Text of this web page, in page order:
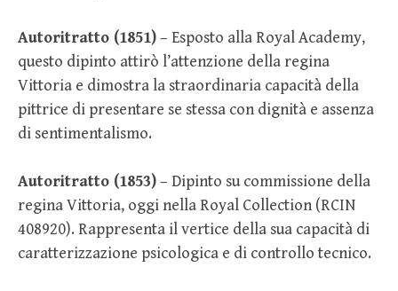
Autoritratto (1851)– Esposto alla Royal Academy,
questo dipinto attirò l’attenzione della regina
Vittoria e dimostra la straordinaria capacità della
pittrice di presentare se stessa con dignità e assenza
di sentimentalismo.
Autoritratto (1853)– Dipinto su commissione della
regina Vittoria, oggi nella Royal Collection (RCIN
408920). Rappresenta il vertice della sua capacità di
caratterizzazione psicologica e di controllo tecnico.